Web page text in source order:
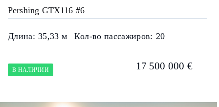
Pershing GTX116 #6
Длина: 35,33 м Кол-во пассажиров: 20
В НАЛИЧИИ 17 500 000 €